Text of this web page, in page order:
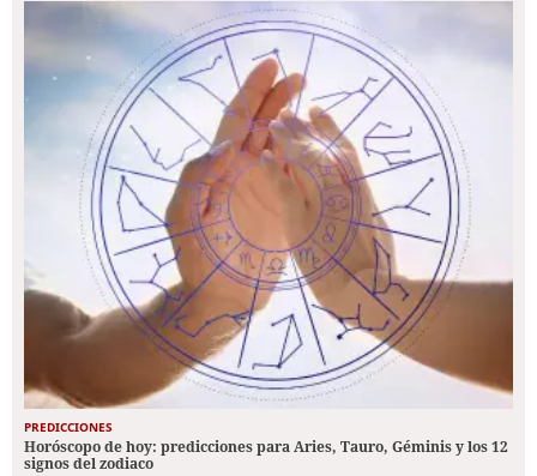
PREDICCIONES
Horóscopo de hoy: predicciones para Aries, Tauro, Géminis y los 12
signos del zodiaco